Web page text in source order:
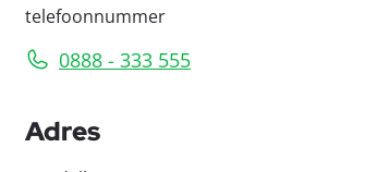
telefoonnummer
0888 - 333 555
Adres